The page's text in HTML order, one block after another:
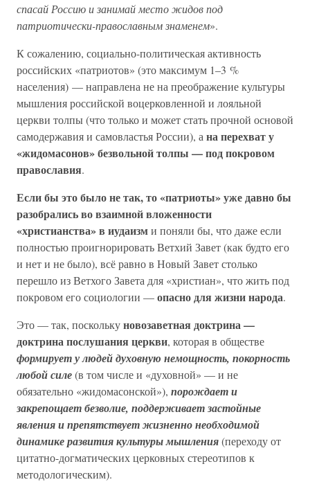
спасай Россию и занимай место жидов под
патриотически-православным знаменем».
К сожалению, социально-политическая активность
российских «патриотов» (это максимум 1–3 %
населения) — направлена не на преображение культуры
мышления российской воцерковленной и лояльной
церкви толпы (что только и может стать прочной основой
самодержавия и самовластья России), а на перехват у
«жидомасонов» безвольной толпы — под покровом
православия.
Если бы это было не так, то «патриоты» уже давно бы
разобрались во взаимной вложенности
«христианства» в иудаизми поняли бы, что даже если
полностью проигнорировать Ветхий Завет (как будто его
и нет и не было), всё равно в Новый Завет столько
перешло из Ветхого Завета для «христиан», что жить под
покровом его социологии —опасно для жизни народа.
Это — так, посколькуновозаветная доктрина —
доктрина послушания церкви, которая в обществе
формирует у людей духовную немощность, покорность
любой силе(в том числе и «духовной» — и не
обязательно «жидомасонской»), порождает и
закрепощает безволие, поддерживает застойные
явления и препятствует жизненно необходимой
динамике развития культуры мышления(переходу от
цитатно-догматических церковных стереотипов к
методологическим).